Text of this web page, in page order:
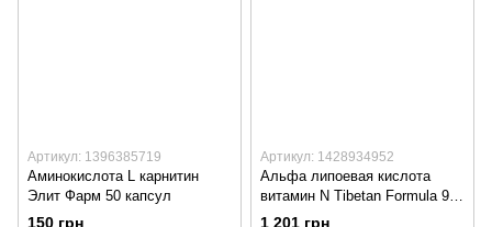
Артикул: 1396385719
Аминокислота L карнитин
Элит Фарм 50 капсул
150 грн
Артикул: 1428934952
Альфа липоевая кислота
витамин N Tibetan Formula 90
капсул
1 201 грн